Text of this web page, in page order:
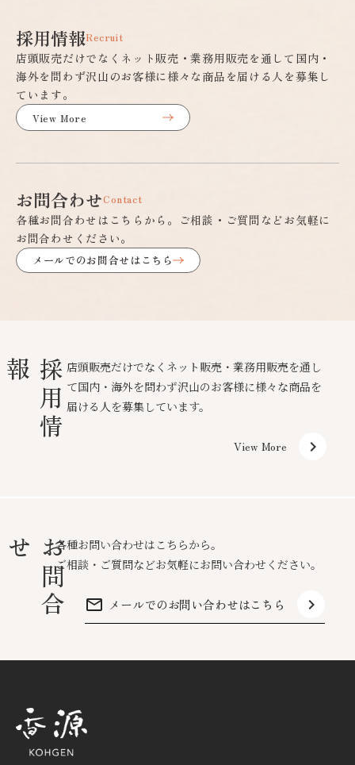
採用情報Recruit
店頭販売だけでなくネット販売・業務用販売を通して国内・
海外を問わず沢山のお客様に様々な商品を届ける人を募集し
ています。
View More
お問合わせContact
各種お問合わせはこちらから。ご相談・ご質問などお気軽に
お問合わせください。
メールでのお問合せはこちら
採
用
情
報
店頭販売だけでなくネット販売・業務用販売を通し
て国内・海外を問わず沢山のお客様に様々な商品を
届ける人を募集しています。
View More keyboard_arrow_right
お
問
合
せ
各種お問い合わせはこちらから。
ご相談・ご質問などお気軽にお問い合わせください。
mail_outline メールでのお問い合わせはこちら keyboard_arrow_right